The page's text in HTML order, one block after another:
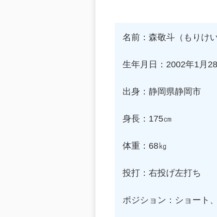
名前：森敬斗（もりけ
生年月日：2002年1月
出身：静岡県静岡市
身長：175㎝
体重：68㎏
投打：右投げ左打ち
ポジション：ショート